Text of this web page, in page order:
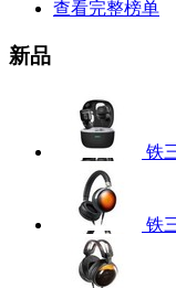
查看完整榜单
新品
铁
铁